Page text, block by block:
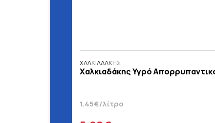
ΧΑΛΚΙΑΔΑΚΗΣ
Χαλκιαδάκης Υγρό
1.45€/λίτρο